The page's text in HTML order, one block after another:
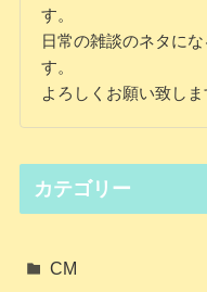
す。
日常の雑談のネタに
す。
よろしくお願い致しま
カテゴリー
CM